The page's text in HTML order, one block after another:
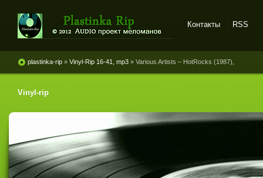
винила и магнитоальбомов
Контакты RSS
plastinka-rip » Vinyl-Rip 16-41, mp3 » Various Artists – HotRocks (1987),
Vinyl-rip